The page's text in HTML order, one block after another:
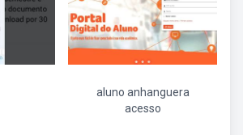
aluno anhanguera
acesso